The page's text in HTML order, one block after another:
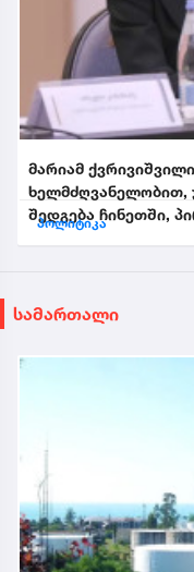
მარიამ
ხელმძღვანელობით,
შედგება ჩინეთში,
პოლიტიკა
სამართალი